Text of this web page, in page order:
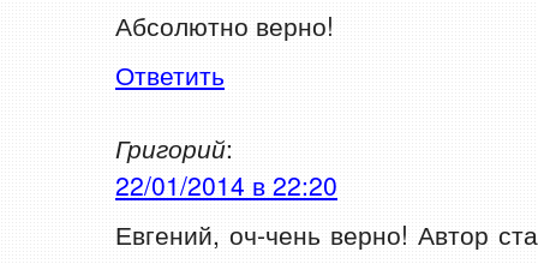
Абсолютно верно!
Ответить
Григорий:
22/01/2014 в 22:20
Евгений, оч-чень верно! Автор